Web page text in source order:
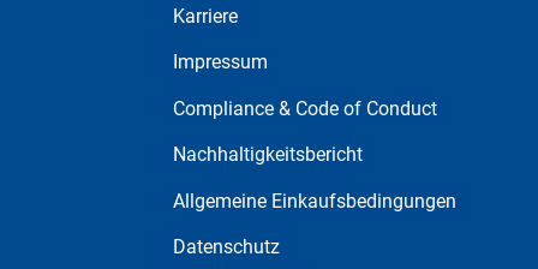
Karriere
Impressum
Compliance & Code of Conduct
Nachhaltigkeitsbericht
Allgemeine Einkaufsbedingungen
Datenschutz